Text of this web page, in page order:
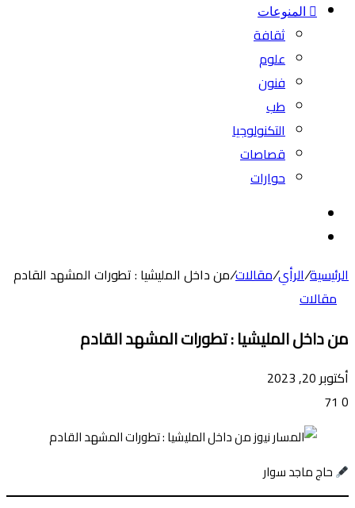
المنوعات
ثقافة
علوم
فنون
طب
التكنولوجيا
قصاصات
حوارات
المظلم
الرئيسية/الرأي/مقالات/من داخل المليشيا : تطورات المشهد القادم
مقالات
من داخل المليشيا : تطورات المشهد القادم
أكتوبر 20, 2023
0
حاج ماجد سوار